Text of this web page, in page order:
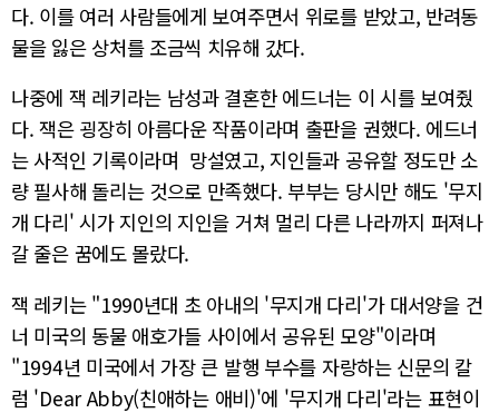
다. 이를 여러 사람들에게 보여주면서 위로를 받았고, 반려동
물을 잃은 상처를 조금씩 치유해 갔다.
나중에 잭 레키라는 남성과 결혼한 에드너는 이 시를 보여줬
다. 잭은 굉장히 아름다운 작품이라며 출판을 권했다. 에드너
는 사적인 기록이라며 망설였고, 지인들과 공유할 정도만 소
량 필사해 돌리는 것으로 만족했다. 부부는 당시만 해도 '무지
개 다리' 시가 지인의 지인을 거쳐 멀리 다른 나라까지 퍼져나
갈 줄은 꿈에도 몰랐다.
잭 레키는 "1990년대 초 아내의 '무지개 다리'가 대서양을 건
너 미국의 동물 애호가들 사이에서 공유된 모양"이라며
"1994년 미국에서 가장 큰 발행 부수를 자랑하는 신문의 칼
럼 'Dear Abby(친애하는 애비)'에 '무지개 다리'라는 표현이